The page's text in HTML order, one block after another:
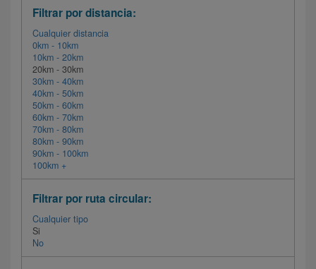
Filtrar por distancia:
Cualquier distancia
0km - 10km
10km - 20km
20km - 30km
30km - 40km
40km - 50km
50km - 60km
60km - 70km
70km - 80km
80km - 90km
90km - 100km
100km +
Filtrar por ruta circular:
Cualquier tipo
Si
No